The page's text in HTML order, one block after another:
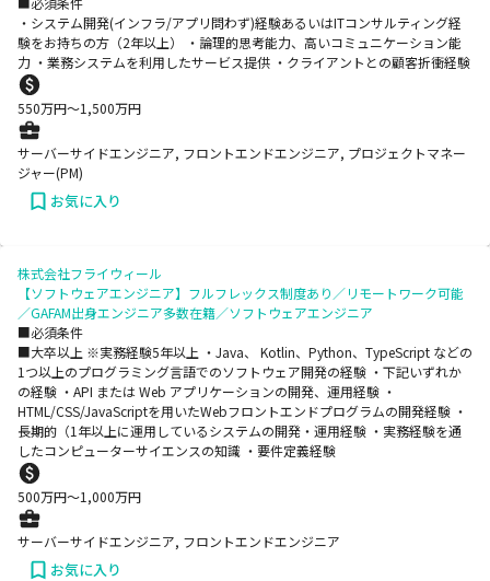
・システム開発(インフラ/アプリ問わず)経験あるいはITコンサルティング経
験をお持ちの方（2年以上） ・論理的思考能力、高いコミュニケーション能
力 ・業務システムを利用したサービス提供 ・クライアントとの顧客折衝経験
550万円〜1,500万円
サーバーサイドエンジニア, フロントエンドエンジニア, プロジェクトマネー
ジャー(PM)
お気に入り
株式会社フライウィール
【ソフトウェアエンジニア】フルフレックス制度あり／リモートワーク可能
／GAFAM出身エンジニア多数在籍／ソフトウェアエンジニア
■必須条件
■大卒以上 ※実務経験5年以上 ・Java、 Kotlin、Python、TypeScript などの
1つ以上のプログラミング言語でのソフトウェア開発の経験 ・下記いずれか
の経験 ・API または Web アプリケーションの開発、運用経験 ・
HTML/CSS/JavaScriptを用いたWebフロントエンドプログラムの開発経験 ・
長期的（1年以上に運用しているシステムの開発・運用経験 ・実務経験を通
したコンピューターサイエンスの知識 ・要件定義経験
500万円〜1,000万円
サーバーサイドエンジニア, フロントエンドエンジニア
お気に入り